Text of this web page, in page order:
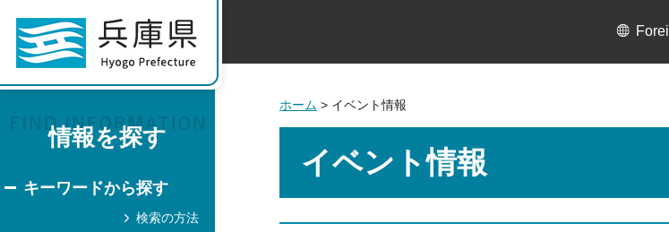
情報を探す
キーワードから探す
検索の方法
ホーム > イベント情報
イベント情報